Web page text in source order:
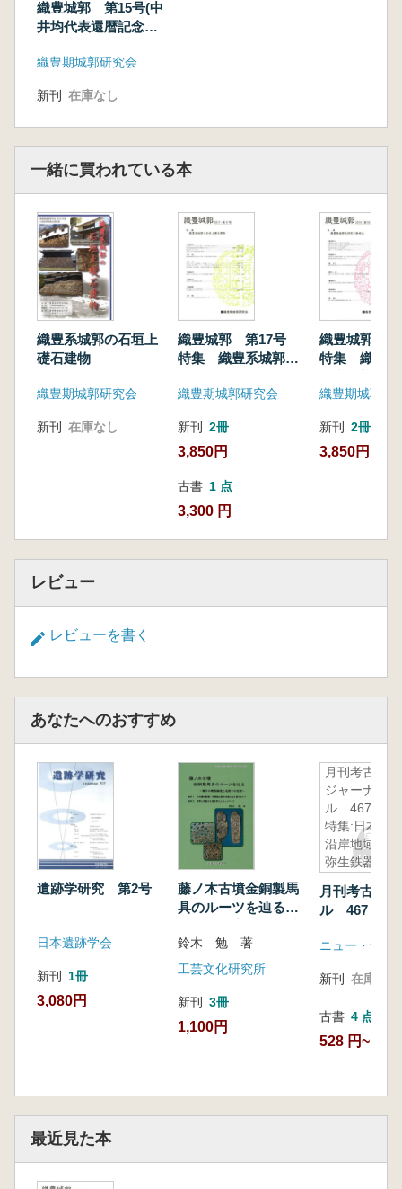
【発掘情報】 ’
坂井清春「唐津城跡本丸における城内最古の旧
石垣」
織豊城郭 第15号(中
井均代表還暦記念
郭の石切場
織豊期城郭研究会
新刊 在庫なし
一緒に買われている本
織豊系城郭の石垣上
礎石建物
織豊期城郭研究会
新刊 在庫なし
織豊城郭 第17号
特集 織豊系城郭の
織豊期城郭研究会
新刊 2冊
3,850円
古書 1 点
3,300 円
織豊城郭
特集 織豊期
織豊期城郭研
新刊 2冊
3,850円
レビュー
レビューを書く
あなたへのおすすめ
遺跡学研究 第2号
日本遺跡学会
新刊 1冊
3,080円
藤ノ木古墳金銅製馬
具のルーツを辿る
彫りの技術
鈴木 勉 著
工芸文化研究所
新刊 3冊
1,100円
月刊考古学
ジャーナ
ル 467
特集:日本海
沿岸地域の
弥生鉄器
月刊考古学
ル 467 特
器
ニュー・サイ
新刊 在庫なし
古書 4 点
528 円~
最近見た本